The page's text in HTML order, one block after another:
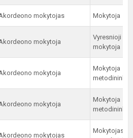
mokytojas Mokytoja
mokytoja
Vyresnioji
mokytoja
mokytoja
Mokytoja
metodininkė
mokytoja
Mokytoja
metodininkė
mokytojas
Mokytojas